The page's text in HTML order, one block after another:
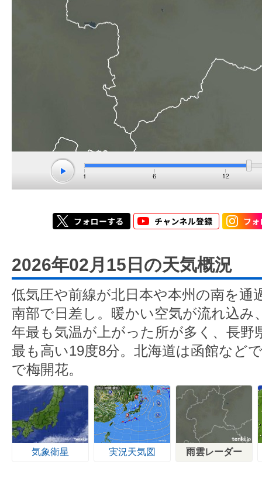
2026年02月15日の天気概況
低気圧や前線が北日本や本州の南を通
南部で日差し。暖かい空気が流れ込み
年最も気温が上がった所が多く、長野
最も高い19度8分。北海道は函館など
で梅開花。
気象衛星 実況天気図 雨雲レーダー